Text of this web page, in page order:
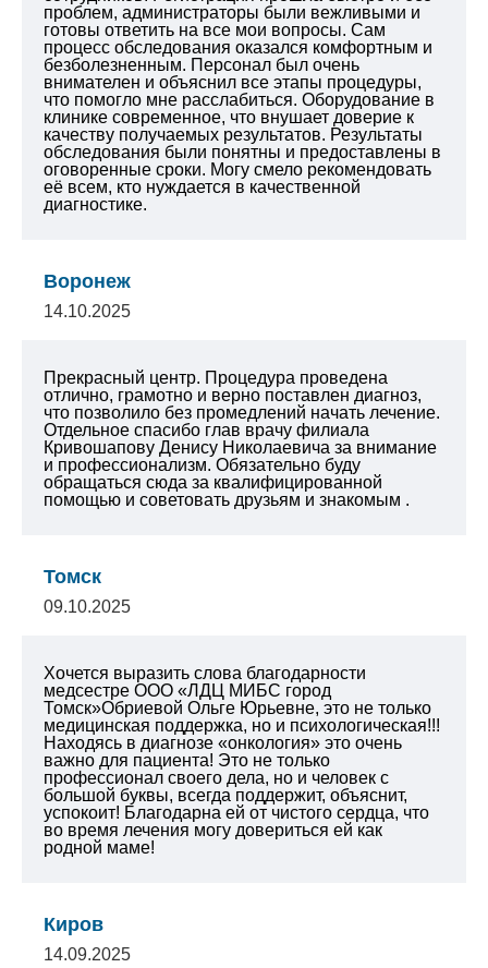
проблем, администраторы были вежливыми и
готовы ответить на все мои вопросы. Сам
процесс обследования оказался комфортным и
безболезненным. Персонал был очень
внимателен и объяснил все этапы процедуры,
что помогло мне расслабиться. Оборудование в
клинике современное, что внушает доверие к
качеству получаемых результатов. Результаты
обследования были понятны и предоставлены в
оговоренные сроки. Могу смело рекомендовать
её всем, кто нуждается в качественной
диагностике.
Воронеж
14.10.2025
Прекрасный центр. Процедура проведена
отлично, грамотно и верно поставлен диагноз,
что позволило без промедлений начать лечение.
Отдельное спасибо глав врачу филиала
Кривошапову Денису Николаевича за внимание
и профессионализм. Обязательно буду
обращаться сюда за квалифицированной
помощью и советовать друзьям и знакомым .
Томск
09.10.2025
Хочется выразить слова благодарности
медсестре ООО «ЛДЦ МИБС город
Томск»Обриевой Ольге Юрьевне, это не только
медицинская поддержка, но и психологическая!!!
Находясь в диагнозе «онкология» это очень
важно для пациента! Это не только
профессионал своего дела, но и человек с
большой буквы, всегда поддержит, объяснит,
успокоит! Благодарна ей от чистого сердца, что
во время лечения могу довериться ей как
родной маме!
Киров
14.09.2025